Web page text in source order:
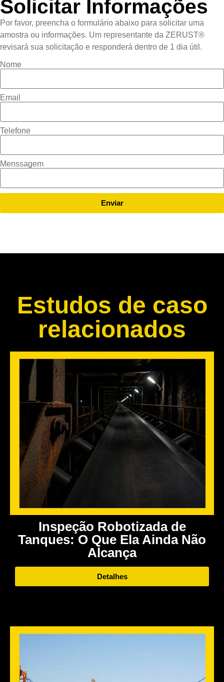
Solicitar Informações
Por favor, preencha o formulário abaixo para solicitar uma
amostra ou informações. Um representante da ZERUST®
revisará sua solicitação e responderá dentro de 1 dia útil.
Nome
Email
Telefone
Menssagem
Enviar
Estudos de caso
relacionados
Inspeção Robotizada de
Tanques: O Que Ela Ainda Não
Alcança
Detalhes